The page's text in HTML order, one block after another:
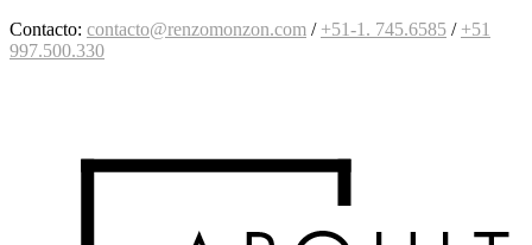
Contacto: contacto@renzomonzon.com / +51-1. 745.6585 / +51
997.500.330